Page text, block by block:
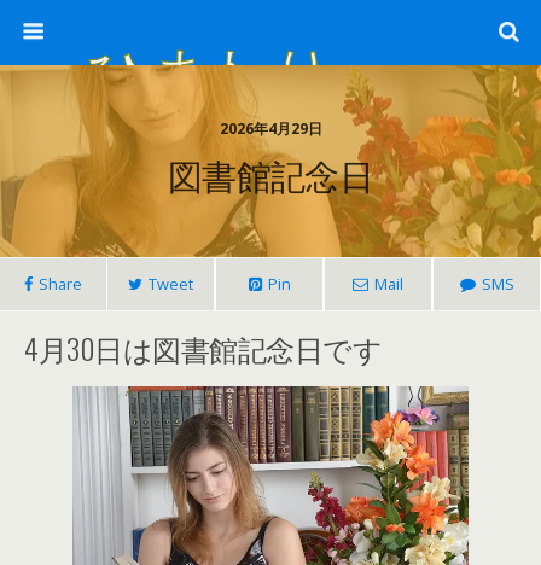
ひまわり畑 sunflower-field
2026年4月29日
図書館記念日
Share Tweet Pin Mail SMS
4月30日は図書館記念日です